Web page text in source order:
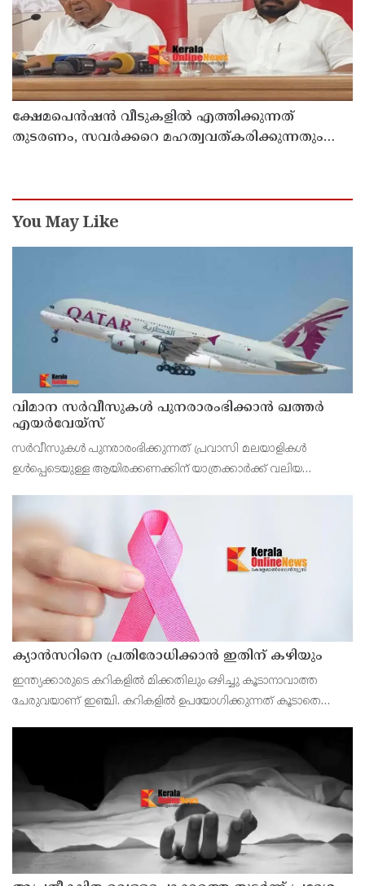
ക്ഷേമപെൻഷൻ വീടുകളിൽ എത്തിക്കുന്നത്
തുടരണം, സവർക്കറെ മഹത്വവത്കരിക്കുന്നതും
വിജയൻ
You May Like
വിമാന സര്‍വീസുകള്‍ പുനരാരംഭിക്കാന്‍ ഖത്തര്‍
എയര്‍വേയ്‌സ്
സര്‍വീസുകള്‍ പുനരാരംഭിക്കുന്നത് പ്രവാസി മലയാളികള്‍
ഉള്‍പ്പെടെയുള്ള ആയിരക്കണക്കിന് യാത്രക്കാര്‍ക്ക് വലിയ
ക്യാൻസറിനെ പ്രതിരോധിക്കാൻ ഇതിന് കഴിയും
ഇന്ത്യക്കാരുടെ കറികളിൽ മിക്കതിലും ഒഴിച്ചു കൂടാനാവാത്ത
ചേരുവയാണ് ഇഞ്ചി. കറികളിൽ ഉപയോഗിക്കുന്നത് കൂടാതെ